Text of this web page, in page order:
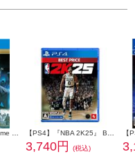
3,740円 (税込)